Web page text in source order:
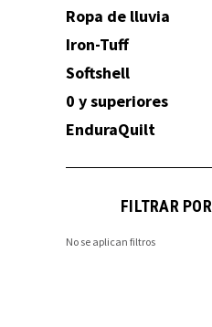
Ropa de lluvia
Iron-Tuff
Softshell
0 y superiores
EnduraQuilt
FILTRAR POR
No se aplican filtros